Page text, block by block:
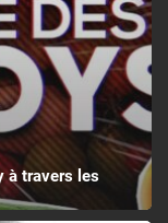
à travers les